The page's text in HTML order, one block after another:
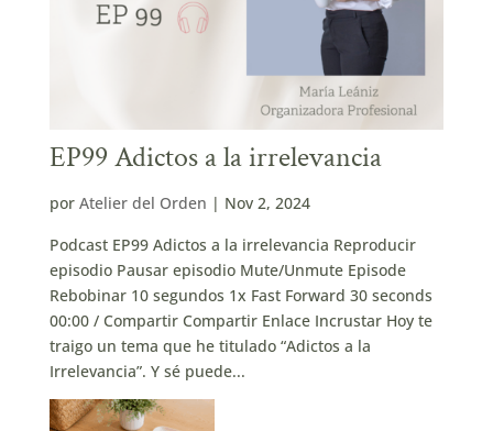
EP99 Adictos a la irrelevancia
por Atelier del Orden | Nov 2, 2024
Podcast EP99 Adictos a la irrelevancia Reproducir
episodio Pausar episodio Mute/Unmute Episode
Rebobinar 10 segundos 1x Fast Forward 30 seconds
00:00 / Compartir Compartir Enlace Incrustar Hoy te
traigo un tema que he titulado “Adictos a la
Irrelevancia”. Y sé puede...